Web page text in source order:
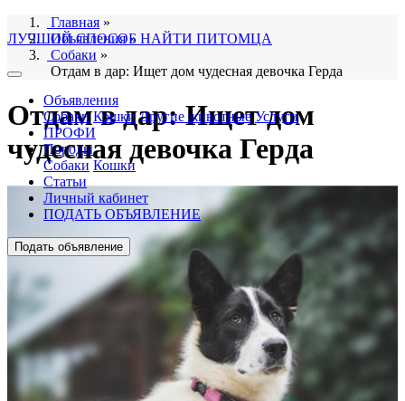
ЛУЧШИЙ СПОСОБ НАЙТИ ПИТОМЦА
Объявления
Собаки Кошки Другие животные Услуги
ПРОФИ
Породы
Собаки Кошки
Статьи
Личный кабинет
ПОДАТЬ ОБЪЯВЛЕНИЕ
Подать объявление
Главная »
Объявления»
Собаки »
Отдам в дар: Ищет дом чудесная девочка Герда
Отдам в дар: Ищет дом
чудесная девочка Герда